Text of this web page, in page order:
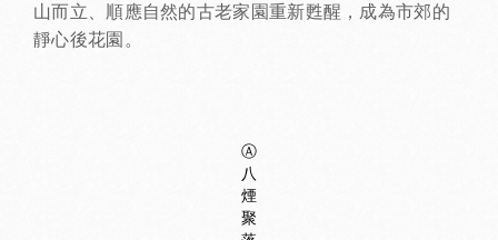
山而立、順應自然的古老家園重新甦醒，成為市郊的
靜心後花園。
Ⓐ
八
煙
聚